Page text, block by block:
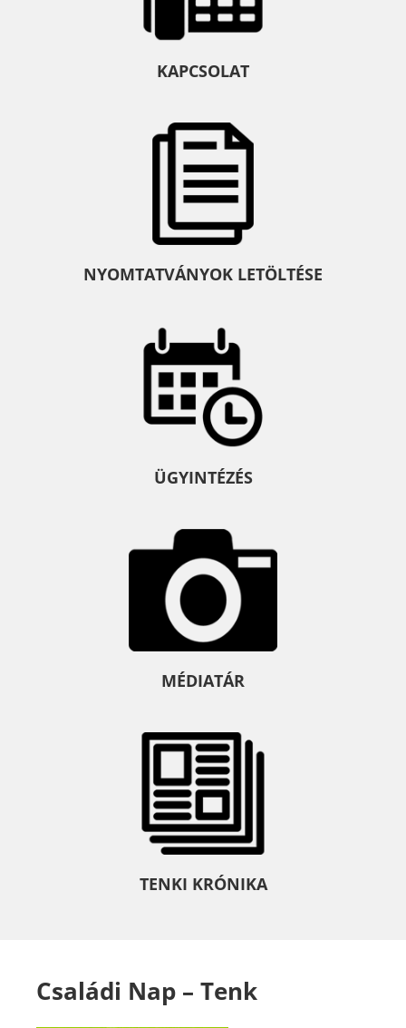
KAPCSOLAT
NYOMTATVÁNYOK LETÖLTÉSE
ÜGYINTÉZÉS
MÉDIATÁR
TENKI KRÓNIKA
Családi Nap – Tenk